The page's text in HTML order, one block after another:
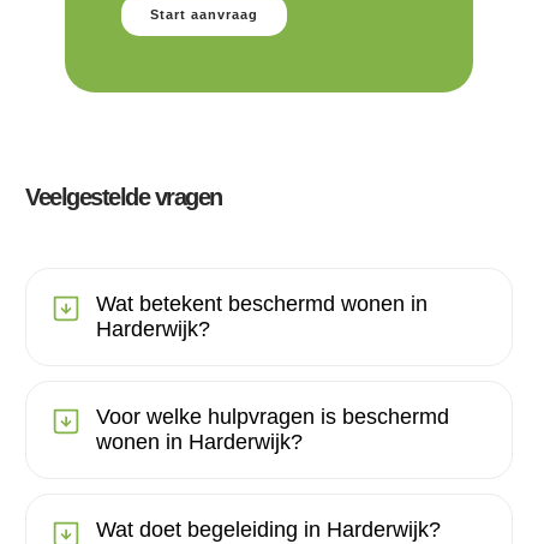
Start aanvraag
Veelgestelde vragen
Wat betekent beschermd wonen in
Harderwijk?
Voor welke hulpvragen is beschermd
wonen in Harderwijk?
Wat doet begeleiding in Harderwijk?